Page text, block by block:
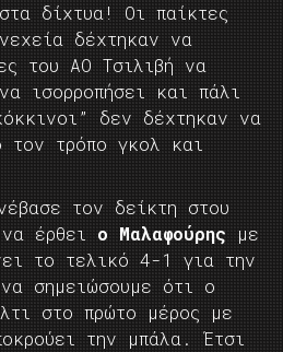
δίχτυα! Οι παίκτες
δέχτηκαν να
του ΑΟ Τσιλιβή να
ισορροπήσει και πάλι
δεν δέχτηκαν να
τον τρόπο γκολ και
τον δείκτη στου
έρθει ο Μαλαφούρης με
το τελικό 4-1 για την
σημειώσουμε ότι ο
στο πρώτο μέρος με
την μπάλα. Έτσι